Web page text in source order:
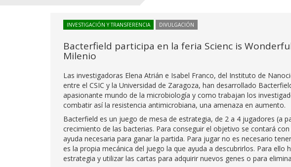
INVESTIGACIÓN Y TRANSFERENCIA DIVULGACIÓN
Bacterfield participa en la feria Scienc is
Milenio
Las investigadoras Elena Atrián e Isabel Franco, del Instituto de
entre el CSIC y la Universidad de Zaragoza, han desarrollado
apasionante mundo de la microbiología y como trabajan los
combatir así la resistencia antimicrobiana, una amenaza en aumento.
Bacterfield es un juego de mesa de estrategia, de 2 a 4 jugadores (a
crecimiento de las bacterias. Para conseguir el objetivo se contará
ayuda necesaria para ganar la partida. Para jugar no es necesario
es la propia mecánica del juego la que ayuda a descubrirlos. Para ello
estrategia y utilizar las cartas para adquirir nuevos genes o para